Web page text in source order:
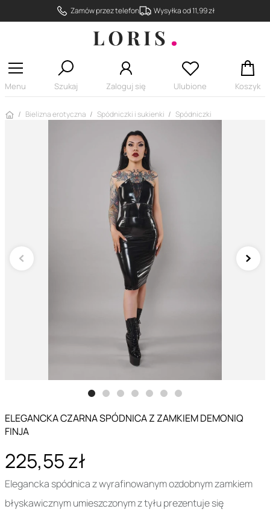
Zamów przez telefon Wysyłka od 11,99 zł
Menu Szukaj Zaloguj się Ulubione Koszyk
Strona główna
Bielizna erotyczna Spódniczki i sukienki Spódniczki
ELEGANCKA CZARNA SPÓDNICA Z ZAMKIEM DEMONIQ
FINJA
225,55 zł
Elegancka spódnica z wyrafinowanym ozdobnym zamkiem
błyskawicznym umieszczonym z tyłu prezentuje się